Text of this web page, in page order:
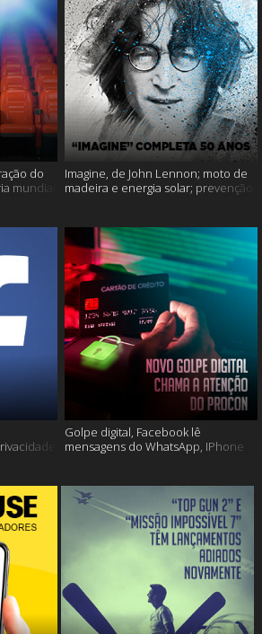
do
mundial
Imagine, de John Lennon; moto de
madeira e energia solar; prevenção
Golpe digital, Facebook lê
mensagens do WhatsApp, IPhone